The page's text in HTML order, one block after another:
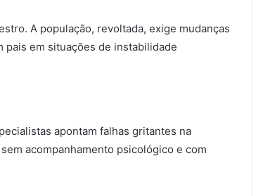
A população, revoltada, exige mudanças
em situações de instabilidade
apontam falhas gritantes na
acompanhamento psicológico e com